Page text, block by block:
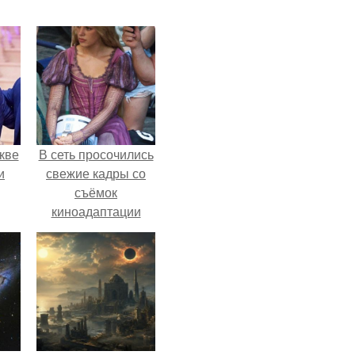
В сеть просочились
свежие кадры со
съёмок
киноадаптации
"Рапунцель", и всё
внимание
моментально
оказалось
приковано к Тиган
крофт.